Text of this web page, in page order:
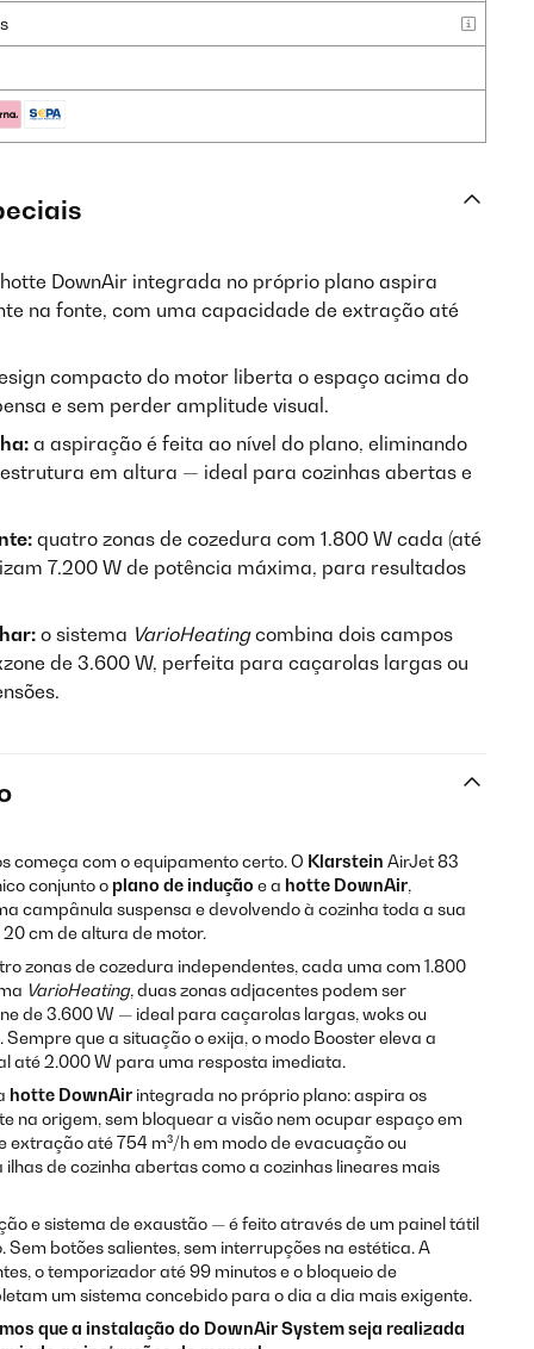
DownAir integrada no próprio plano aspira
na fonte, com uma capacidade de extração até
compacto do motor liberta o espaço acima do
e sem perder amplitude visual.
a aspiração é feita ao nível do plano, eliminando
em altura — ideal para cozinhas abertas e
quatro zonas de cozedura com 1.800 W cada (até
7.200 W de potência máxima, para resultados
o sistema VarioHeatingcombina dois campos
de 3.600 W, perfeita para caçarolas largas ou
começa com o equipamento certo. O Klarstein AirJet 83
conjunto o plano de indução e a hotte DownAir,
campânula suspensa e devolvendo à cozinha toda a sua
cm de altura de motor.
zonas de cozedura independentes, cada uma com 1.800
VarioHeating, duas zonas adjacentes podem ser
de 3.600 W — ideal para caçarolas largas, woks ou
que a situação o exija, o modo Booster eleva a
até 2.000 W para uma resposta imediata.
hotte DownAir integrada no próprio plano: aspira os
na origem, sem bloquear a visão nem ocupar espaço em
até 754 m³/h em modo de evacuação ou
de cozinha abertas como a cozinhas lineares mais
e sistema de exaustão — é feito através de um painel tátil
botões salientes, sem interrupções na estética. A
o temporizador até 99 minutos e o bloqueio de
um sistema concebido para o dia a dia mais exigente.
que a instalação do DownAir System seja realizada